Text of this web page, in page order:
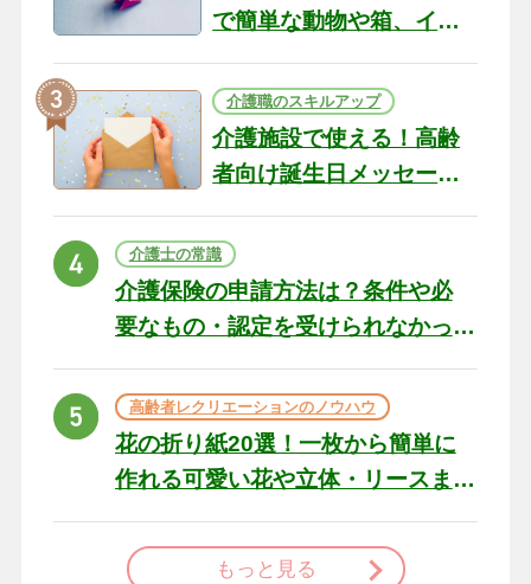
で簡単な動物や箱、イン
テリアになる作品まで
介護職のスキルアップ
介護施設で使える！高齢
者向け誕生日メッセージ
の例文と書き方のポイン
ト
介護士の常識
介護保険の申請方法は？条件や必
要なもの・認定を受けられなかっ
た場合の対処法
高齢者レクリエーションのノウハウ
花の折り紙20選！一枚から簡単に
作れる可愛い花や立体・リースま
で
もっと見る